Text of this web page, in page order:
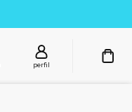
perfil